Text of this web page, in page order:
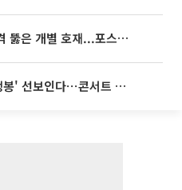
[증시키워드] 반도체 충격 뚫은 개별 호재...포스코퓨처엠·에코프로·한화솔루션 '눈길'
빅뱅, 20주년 기념 '새 뱅봉' 선보인다⋯콘서트 앞두고 팝업 개최